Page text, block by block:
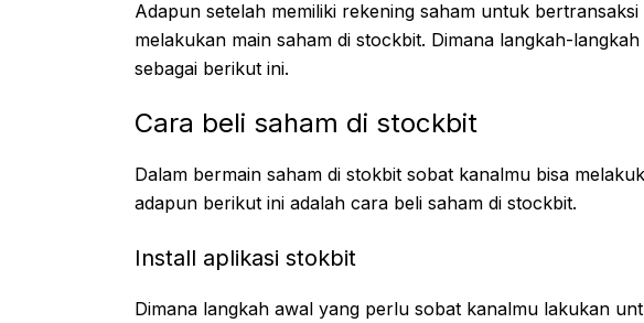
Adapun setelah memiliki rekening saham untuk
melakukan main saham di stockbit. Dimana langkah-
sebagai berikut ini.
Cara beli saham di stockbit
Dalam bermain saham di stokbit sobat kanalmu bisa
adapun berikut ini adalah cara beli saham di stockbit.
Install aplikasi stokbit
Dimana langkah awal yang perlu sobat kanalmu lakukan